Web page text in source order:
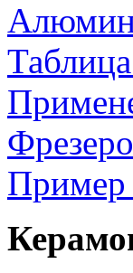
Пример